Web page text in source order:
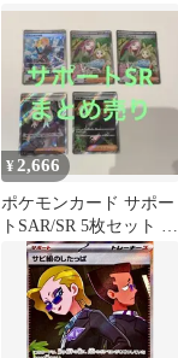
イ キラ 110/081
¥2,666
ポケモンカード サポー
トSAR/SR 5枚セット ま
とめ売り